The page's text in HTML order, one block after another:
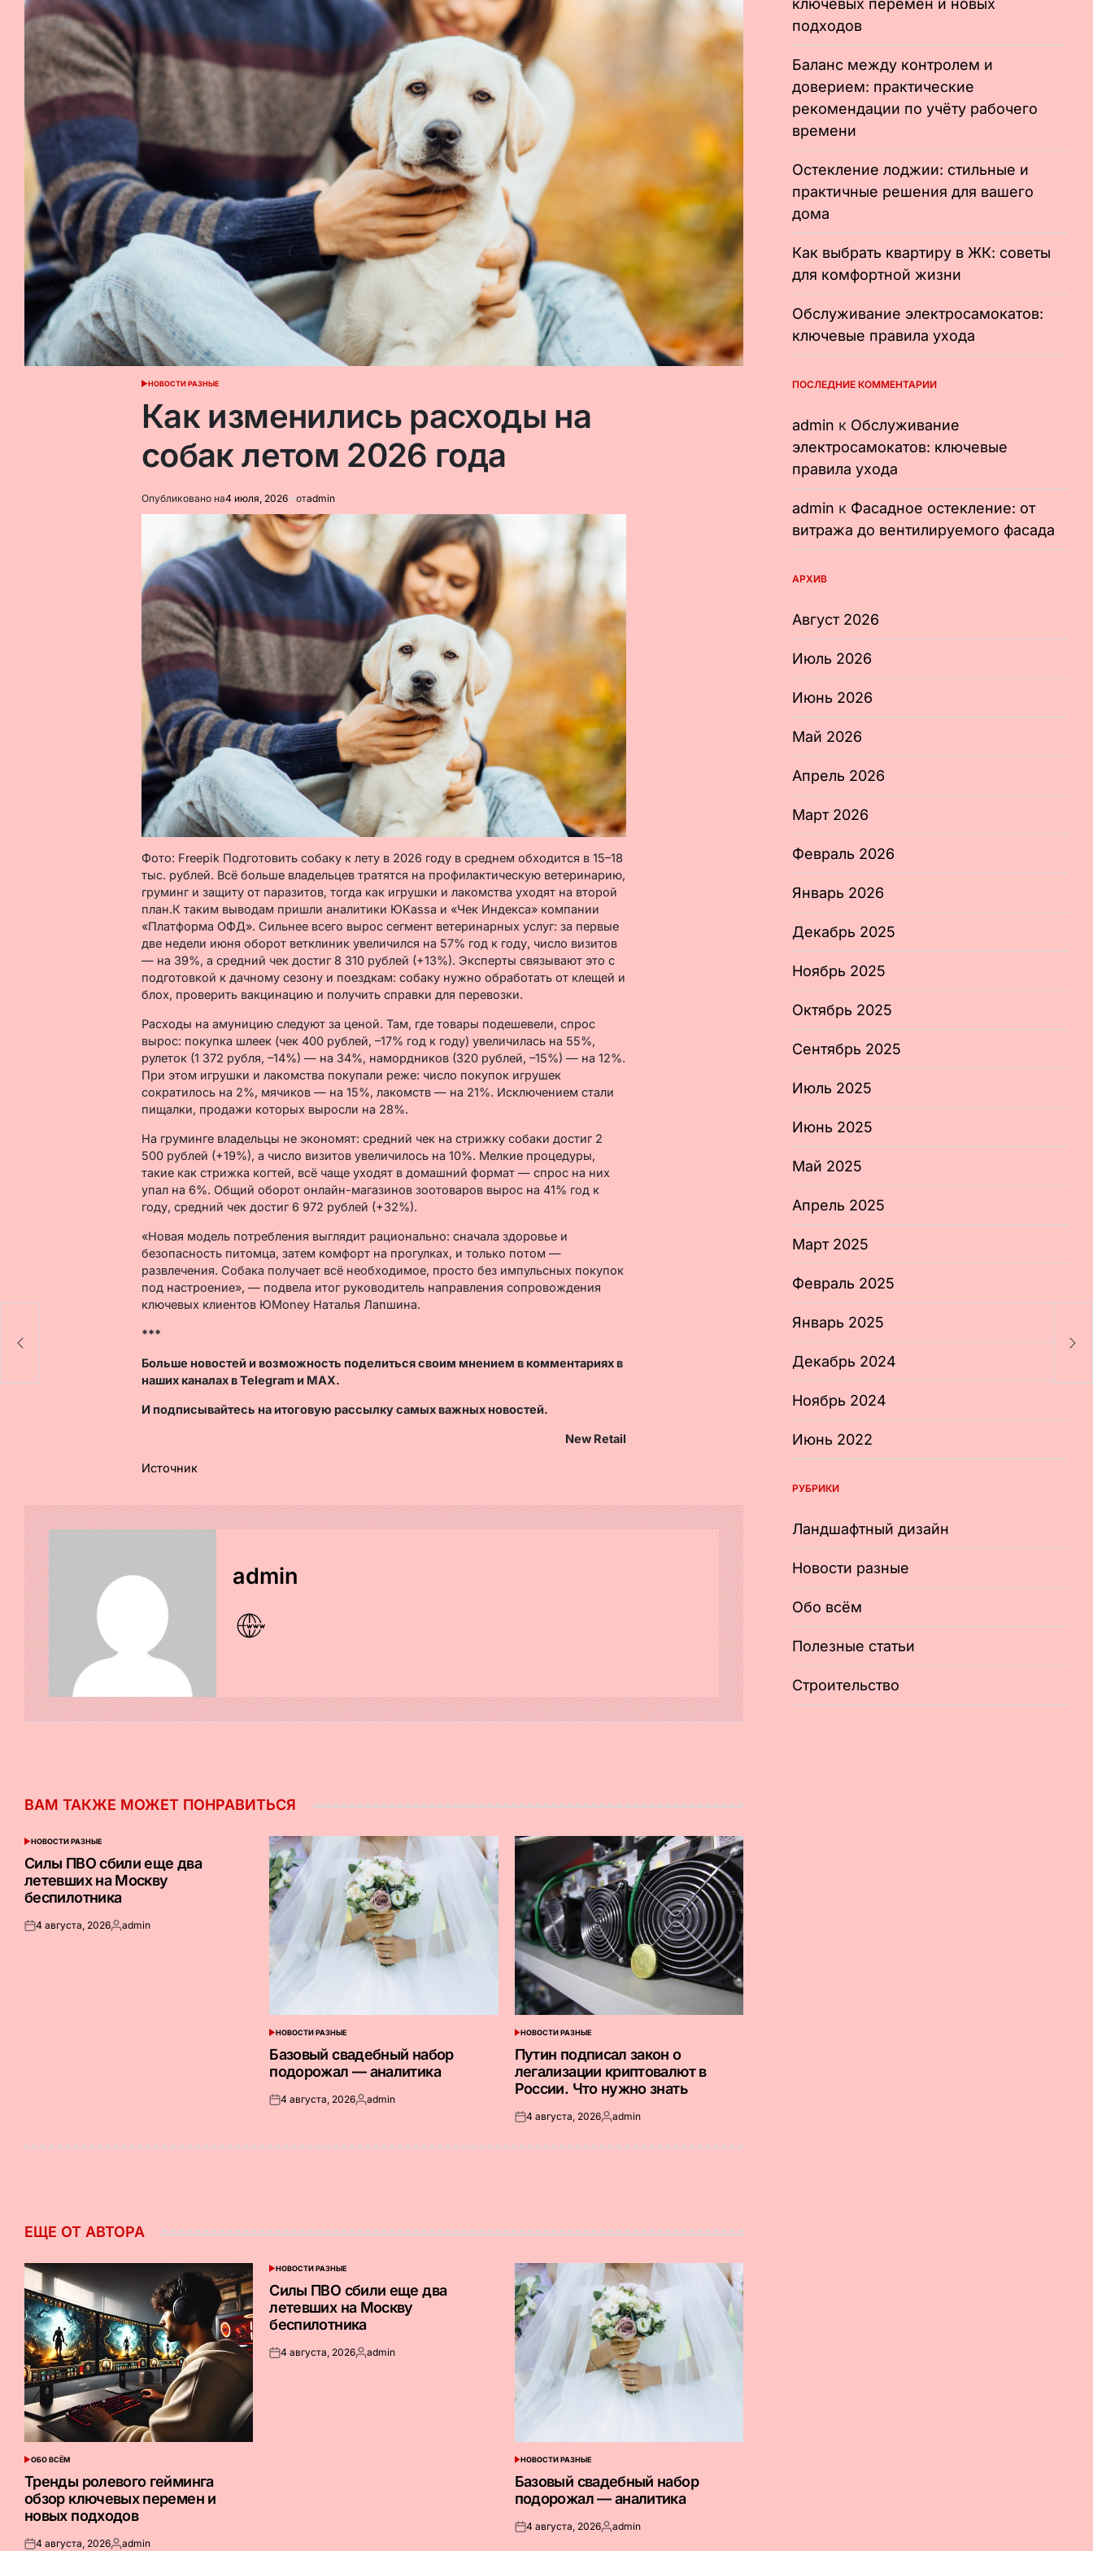
ОПУБЛИКОВАНО
НОВОСТИ РАЗНЫЕ
Как изменились расходы на
собак летом 2026 года
Опубликовано на4 июля, 2026 отadmin
Фото: Freepik Подготовить собаку к лету в 2026 году в среднем обходится в 15–18
тыс. рублей. Всё больше владельцев тратятся на профилактическую ветеринарию,
груминг и защиту от паразитов, тогда как игрушки и лакомства уходят на второй
план.К таким выводам пришли аналитики ЮKassa и «Чек Индекса» компании
«Платформа ОФД». Сильнее всего вырос сегмент ветеринарных услуг: за первые
две недели июня оборот ветклиник увеличился на 57% год к году, число визитов
— на 39%, а средний чек достиг 8 310 рублей (+13%). Эксперты связывают это с
подготовкой к дачному сезону и поездкам: собаку нужно обработать от клещей и
блох, проверить вакцинацию и получить справки для перевозки.
Расходы на амуницию следуют за ценой. Там, где товары подешевели, спрос
вырос: покупка шлеек (чек 400 рублей, –17% год к году) увеличилась на 55%,
рулеток (1 372 рубля, –14%) — на 34%, намордников (320 рублей, –15%) — на 12%.
При этом игрушки и лакомства покупали реже: число покупок игрушек
сократилось на 2%, мячиков — на 15%, лакомств — на 21%. Исключением стали
пищалки, продажи которых выросли на 28%.
На груминге владельцы не экономят: средний чек на стрижку собаки достиг 2
500 рублей (+19%), а число визитов увеличилось на 10%. Мелкие процедуры,
такие как стрижка когтей, всё чаще уходят в домашний формат — спрос на них
упал на 6%. Общий оборот онлайн-магазинов зоотоваров вырос на 41% год к
году, средний чек достиг 6 972 рублей (+32%).
«Новая модель потребления выглядит рационально: сначала здоровье и
безопасность питомца, затем комфорт на прогулках, и только потом —
развлечения. Собака получает всё необходимое, просто без импульсных покупок
под настроение», — подвела итог руководитель направления сопровождения
ключевых клиентов ЮMoney Наталья Лапшина.
***
Больше новостей и возможность поделиться своим мнением в комментариях в
наших каналах вTelegram и MAX.
И подписывайтесь на итоговую рассылку самых важных новостей.
New Retail
Источник
admin
ВАМ ТАКЖЕ МОЖЕТ ПОНРАВИТЬСЯ
ОПУБЛИКОВАНО
НОВОСТИ РАЗНЫЕ
Силы ПВО сбили еще два
летевших на Москву
беспилотника
Опубликовано
4 августа, 2026Запись
admin
ОПУБЛИКОВАНО
В
НОВОСТИ РАЗНЫЕ
Базовый свадебный набор
подорожал — аналитика
Опубликовано
4 августа, 2026Запись
admin
ОПУБЛИКОВАНО
В
НОВОСТИ РАЗНЫЕ
Путин подписал закон о
легализации криптовалют в
России. Что нужно знать
Опубликовано
4 августа, 2026Запись
admin
ЕЩЕ ОТ АВТОРА
ОПУБЛИКОВАНО
В
ОБО ВСЁМ
Тренды ролевого гейминга
обзор ключевых перемен и
новых подходов
4 августа, 2026 admin
ОПУБЛИКОВАНО
НОВОСТИ РАЗНЫЕ
Силы ПВО сбили еще два
летевших на Москву
беспилотника
Опубликовано
4 августа, 2026Запись
admin
ОПУБЛИКОВАНО
В
НОВОСТИ РАЗНЫЕ
Базовый свадебный набор
подорожал — аналитика
Опубликовано
4 августа, 2026Запись
admin
ключевых перемен и новых
подходов
Баланс между контролем и
доверием: практические
рекомендации по учёту рабочего
времени
Остекление лоджии: стильные и
практичные решения для вашего
дома
Как выбрать квартиру в ЖК: советы
для комфортной жизни
Обслуживание электросамокатов:
ключевые правила ухода
ПОСЛЕДНИЕ КОММЕНТАРИИ
admin к Обслуживание
электросамокатов: ключевые
правила ухода
admin к Фасадное остекление: от
витража до вентилируемого фасада
АРХИВ
Август 2026
Июль 2026
Июнь 2026
Май 2026
Апрель 2026
Март 2026
Февраль 2026
Январь 2026
Декабрь 2025
Ноябрь 2025
Октябрь 2025
Сентябрь 2025
Июль 2025
Июнь 2025
Май 2025
Апрель 2025
Март 2025
Февраль 2025
Январь 2025
Декабрь 2024
Ноябрь 2024
Июнь 2022
РУБРИКИ
Ландшафтный дизайн
Новости разные
Обо всём
Полезные статьи
Строительство